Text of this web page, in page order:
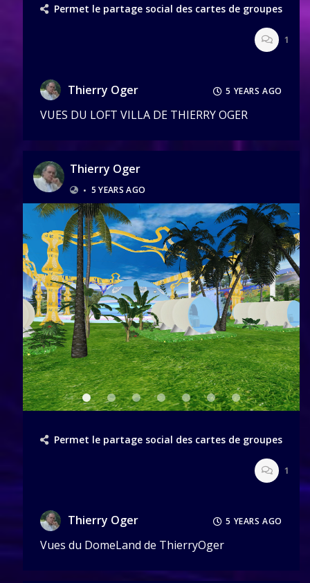
Permet le partage social des cartes de groupes
1
Thierry Oger 5 YEARS AGO
VUES DU LOFT VILLA DE THIERRY OGER
Thierry Oger
• 5 YEARS AGO
Permet le partage social des cartes de groupes
1
Thierry Oger 5 YEARS AGO
Vues du DomeLand de ThierryOger